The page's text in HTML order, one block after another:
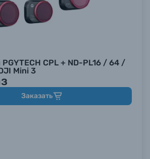
CPL + ND-PL16 / 64 /
Mini 3
Заказать